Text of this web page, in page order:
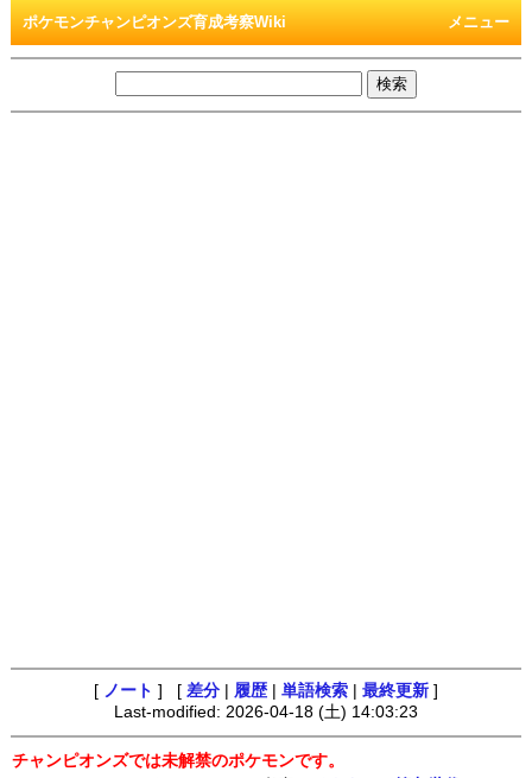
メニュー
ポケモンチャンピオンズ育成考察Wiki
[ ノート ] [ 差分 履歴 単語検索 最終更新 ]
Last-modified: 2026-04-18 (土) 14:03:23
チャンピオンズでは未解禁のポケモンです。